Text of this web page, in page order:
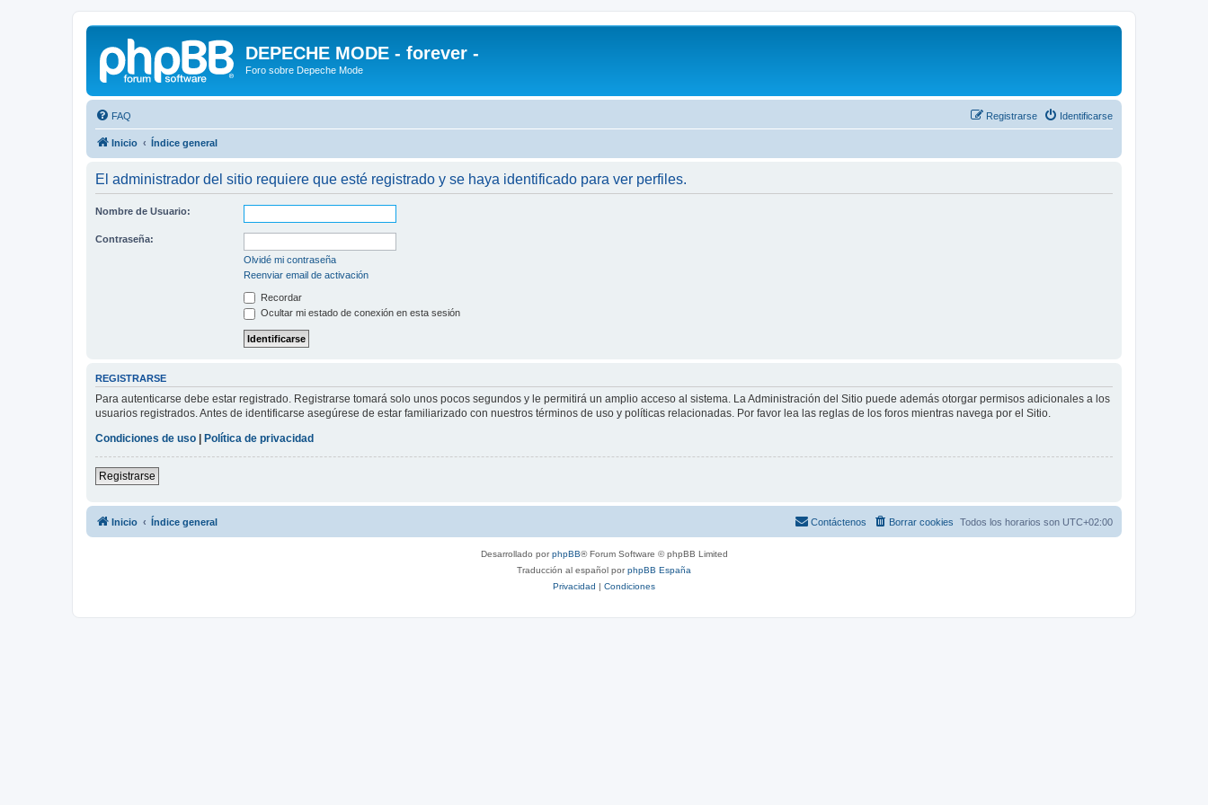
DEPECHE MODE - forever -
Foro sobre Depeche Mode
FAQ Identificarse
Registrarse
Inicio Índice general
El administrador del sitio requiere que esté registrado y se haya identificado para ver perfiles.
Nombre de Usuario:
Contraseña:
Olvidé mi contraseña
Reenviar email de activación
Recordar
Ocultar mi estado de conexión en esta sesión
REGISTRARSE
Para autenticarse debe estar registrado. Registrarse tomará solo unos pocos segundos y le permitirá un amplio acceso al sistema. La Administración del Sitio puede además otorgar permisos adicionales a los
usuarios registrados. Antes de identificarse asegúrese de estar familiarizado con nuestros términos de uso y políticas relacionadas. Por favor lea las reglas de los foros mientras navega por el Sitio.
Condiciones de uso
Política de privacidad
Registrarse
Inicio Índice general Todos los horarios son UTC+02:00
Borrar cookies
Contáctenos
Desarrollado porphpBB® Forum Software © phpBB Limited
Traducción al español porphpBB España
Privacidad | Condiciones